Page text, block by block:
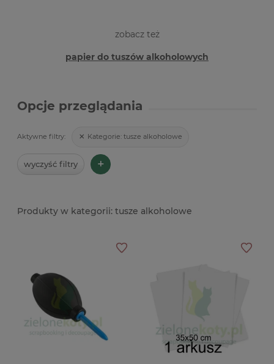
Opcje przeglądania
Aktywne filtry: Kategorie: tusze alkoholowe
wyczyść filtry +
zobacz też
papier do tuszów alkoholowych
tusze alkoholowe